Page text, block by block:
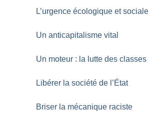
L’urgence écologique et sociale
Un anticapitalisme vital
Un moteur : la lutte des classes
Libérer la société de l’État
Briser la mécanique raciste